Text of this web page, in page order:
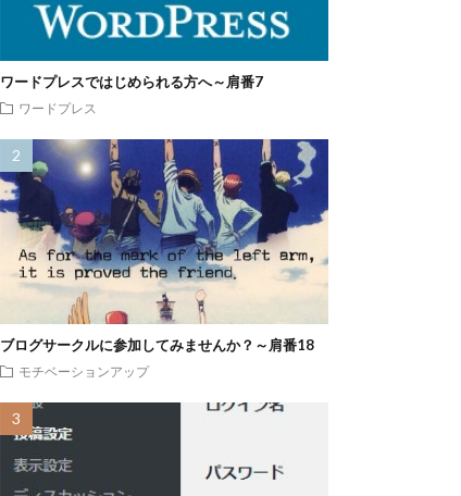
ワードプレスではじめられる方へ～肩番7
ワードプレス
ブログサークルに参加してみませんか？～肩番18
モチベーションアップ